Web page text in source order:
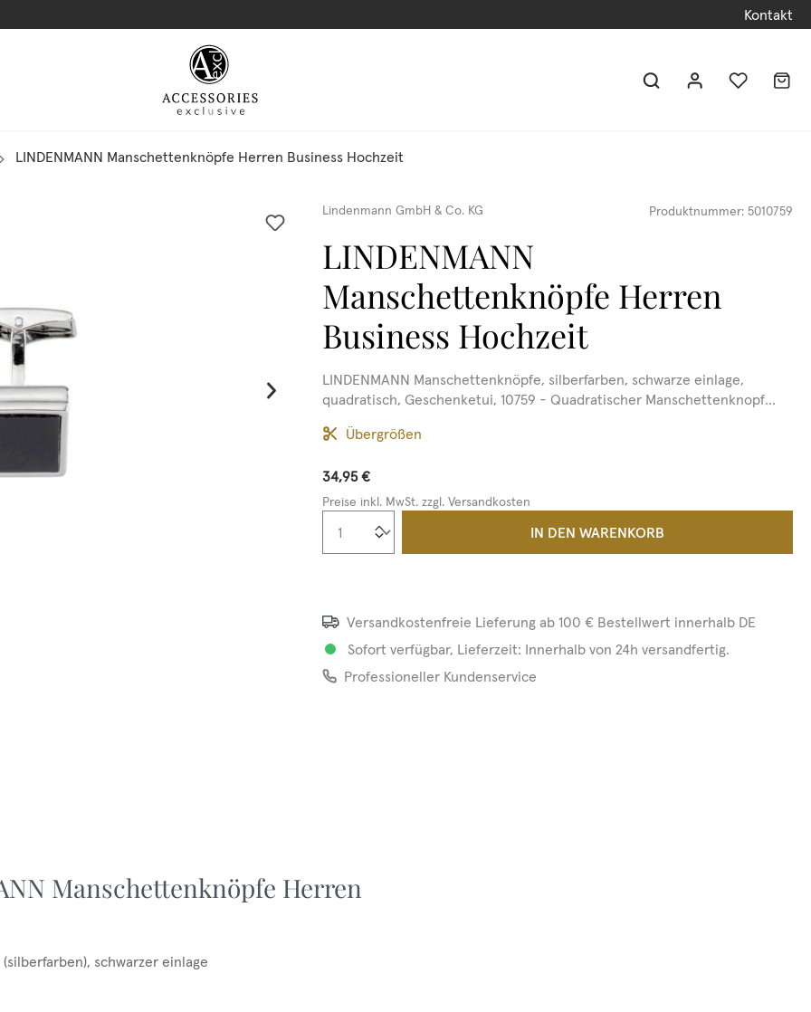
Kontakt
LINDENMANN Manschettenknöpfe Herren Business Hochzeit
Lindenmann GmbH & Co. KG Produktnummer: 5010759
LINDENMANN
Manschettenknöpfe Herren
Business Hochzeit
LINDENMANN Manschettenknöpfe, silberfarben, schwarze einlage,
quadratisch, Geschenketui, 10759 - Quadratischer Manschettenknopf...
Übergrößen
34,95 €
Preise inkl. MwSt. zzgl. Versandkosten
Produkt Anzahl: Gib den gewünschten Wert
IN DEN WARENKORB
Versandkostenfreie Lieferung ab 100 € Bestellwert innerhalb DE
Sofort verfügbar, Lieferzeit: Innerhalb von 24h versandfertig.
Professioneller Kundenservice
Manschettenknöpfe Herren
schwarzer einlage